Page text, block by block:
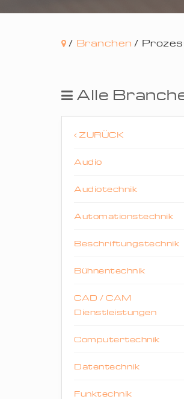
/ Branchen /
Alle
ZURÜCK
Audio
Audiotechnik
Automationstechnik
Beschriftungstechnik
Bühnentechnik
CAD / CAM
Dienstleistungen
Computertechnik
Datentechnik
Funktechnik